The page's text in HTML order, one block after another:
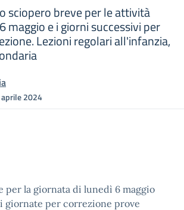
sciopero breve per le attività
maggio e i giorni successivi per
Lezioni regolari all'infanzia,
2024
per la giornata di lunedì 6 maggio
giornate per correzione prove